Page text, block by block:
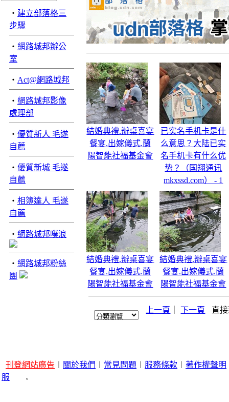
‧ 建立部落格三
步驟
‧ 網路城邦辦公
室
‧ Act@網路城邦
‧ 網路城邦影像
處理部
‧ 優質新人 毛遂
自薦
‧ 優質新城 毛遂
自薦
‧ 相簿達人 毛遂
自薦
‧ 網路城邦噗浪
‧ 網路城邦粉絲
團
結婚典禮.辦桌喜宴
餐宴.出嫁儀式.蘭
陽智能社福基金會
已实名手机卡是什
么意思？大陆已实
名手机卡有什么优
势？（国翔通讯
mkxssd.com） - 1
結婚典禮.辦桌喜宴
餐宴.出嫁儀式.蘭
陽智能社福基金會
結婚典禮.辦桌喜宴
餐宴.出嫁儀式.蘭
陽智能社福基金會
上一頁 ｜下一頁 直
刊登網站廣告 關於我們 常見問題 服務條款 著作權聲明
服